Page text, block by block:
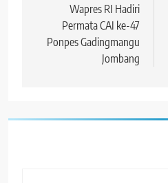
Wapres RI Hadiri
Permata CAI ke-47
Ponpes Gadingmangu
Jombang